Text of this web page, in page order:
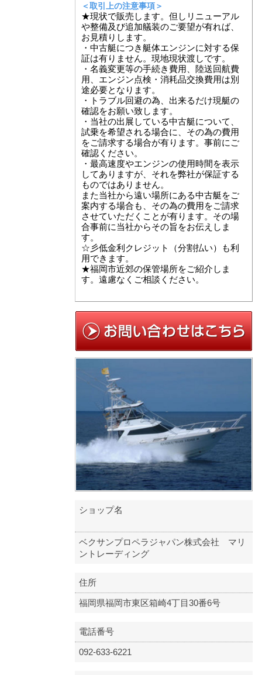
＜取引上の注意事項＞
★現状で販売します。但しリニューアル
や整備及び追加艤装のご要望が有れば、
お見積りします。
・中古艇につき艇体エンジンに対する保
証は有りません。現地現状渡しです。
・名義変更等の手続き費用、陸送回航費
用、エンジン点検・消耗品交換費用は別
途必要となります。
・トラブル回避の為、出来るだけ現艇の
確認をお願い致します。
・当社の出展している中古艇について、
試乗を希望される場合に、その為の費用
をご請求する場合が有ります。事前にご
確認ください。
・最高速度やエンジンの使用時間を表示
してありますが、それを弊社が保証する
ものではありません。
また当社から遠い場所にある中古艇をご
案内する場合も、その為の費用をご請求
させていただくことが有ります。その場
合事前に当社からその旨をお伝えしま
す。
☆彡低金利クレジット（分割払い）も利
用できます。
★福岡市近郊の保管場所をご紹介しま
す。遠慮なくご相談ください。
ショップ名
ベクサンプロペラジャパン株式会社 マリ
ントレーディング
住所
福岡県福岡市東区箱崎4丁目30番6号
電話番号
092-633-6221